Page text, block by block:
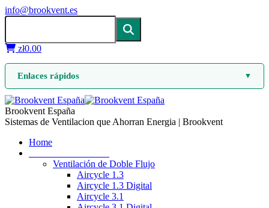
info@brookvent.es
zł0.00
Enlaces rápidos ▼
Brookvent España
Sistemas de Ventilacion que Ahorran Energia | Brookvent
Home
Ventilación de Doble Flujo
Aircycle 1.3
Aircycle 1.3 Digital
Aircycle 3.1